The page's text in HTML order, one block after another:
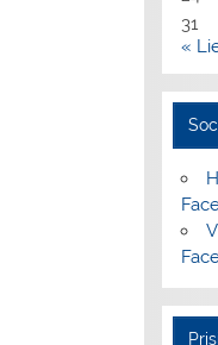
31
«